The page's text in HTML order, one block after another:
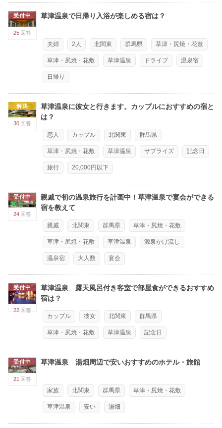
受付中
25 回答
草津温泉で日帰り入浴が楽しめる宿は？
夫婦 2人 北関東 群馬県 草津・尻焼・花敷
草津・尻焼・花敷 草津温泉 ドライブ 温泉宿
日帰り
解決
30 回答
草津温泉に彼女と行きます。カップルにおすすめの宿と
は？
恋人 カップル 北関東 群馬県
草津・尻焼・花敷 草津温泉 サプライズ 記念日
旅行 20,000円以下
受付中
24 回答
親戚で初の温泉旅行を計画中！草津温泉で宴会ができる
宿を教えて
親戚 北関東 群馬県 草津・尻焼・花敷
草津・尻焼・花敷 草津温泉 源泉かけ流し
温泉宿 大人数 宴会
受付中
22 回答
草津温泉 露天風呂付き客室で部屋食ができるおすすめ
宿は？
カップル 彼女 北関東 群馬県
草津・尻焼・花敷 草津温泉 記念日
受付中
21 回答
草津温泉 湯畑周辺で安いおすすめのホテル・旅館
家族 北関東 群馬県 草津・尻焼・花敷
草津温泉 安い 湯畑